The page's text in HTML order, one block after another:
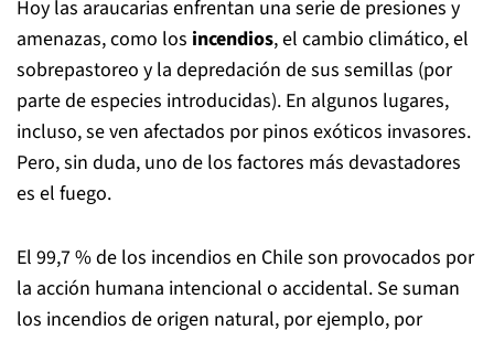
Hoy las araucarias enfrentan una serie de presiones y
amenazas, como losincendios, el cambio climático, el